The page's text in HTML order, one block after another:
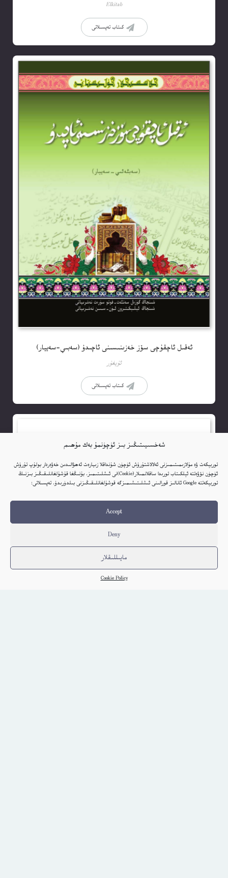
شەخسىيىتىڭىز بىز ئۈچۈنمۇ بەك مۇھىم
توربېكەت ۋە مۇلازىمىتىمىزنى ئەلالاشتۇرۇش ئۈچۈن شۇنداقلا زىيارەت ئەھۋالىدىن خەۋەردار بولۇپ تۇرۇش
ئۈچۈن نۆۋەتتە ئېلكىتاب تورىدا ساقلانمىلار(Cookie)نى ئىشلىتىمىز. بۇنىڭغا قۇشۇلغانلىقىڭىز بىزنىڭ
توربېكەتتە Google ئانالىز قورالىنى ئىشلىتىشىمىزگە قوشۇلغانلىقىڭىزنى بىلدۈرىدۇ. تەپسىلاتى:
Accept
Deny
مايىللىقلار
Cookie Policy
Elkitab
كىتاب تەپسىلاتى
ئەقىل ئاچقۇچى سۆز خەزىنىسىنى ئاچىدۇ (سەبىي-سەييار)
ئۇيغۇر
كىتاب تەپسىلاتى